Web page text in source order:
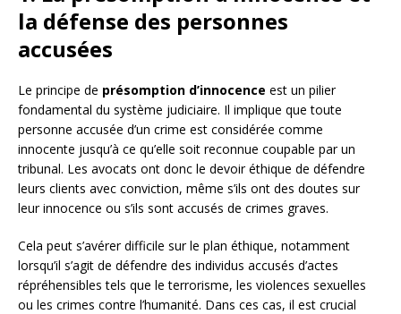
la défense des personnes
accusées
Le principe de présomption d’innocence est un pilier
fondamental du système judiciaire. Il implique que toute
personne accusée d’un crime est considérée comme
innocente jusqu’à ce qu’elle soit reconnue coupable par un
tribunal. Les avocats ont donc le devoir éthique de défendre
leurs clients avec conviction, même s’ils ont des doutes sur
leur innocence ou s’ils sont accusés de crimes graves.
Cela peut s’avérer difficile sur le plan éthique, notamment
lorsqu’il s’agit de défendre des individus accusés d’actes
répréhensibles tels que le terrorisme, les violences sexuelles
ou les crimes contre l’humanité. Dans ces cas, il est crucial